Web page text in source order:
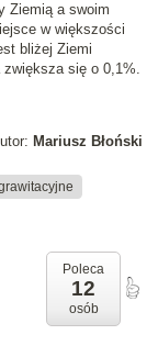
Ziemią a swoim
w większości
bliżej Ziemi
zwiększa się o 0,1%.
Mariusz Błoński
Poleca
12
osób